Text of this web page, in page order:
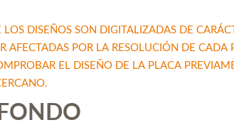
DISEÑOS SON DIGITALIZADAS DE
AFECTADAS POR LA RESOLUCIÓN DE CADA
EL DISEÑO DE LA PLACA